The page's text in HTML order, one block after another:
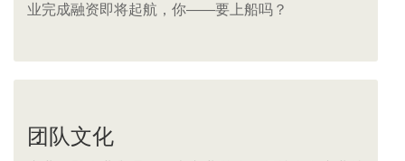
业完成融资即将起航，你——要上船吗？
团队文化